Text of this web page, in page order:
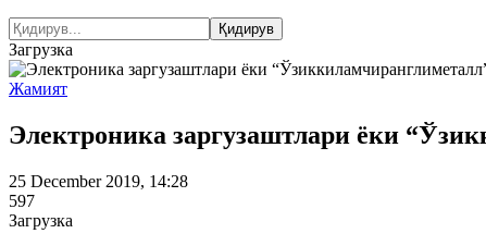
Загрузка
Жамият
Электроника заргузаштлари ёки
25 December 2019, 14:28
597
Загрузка